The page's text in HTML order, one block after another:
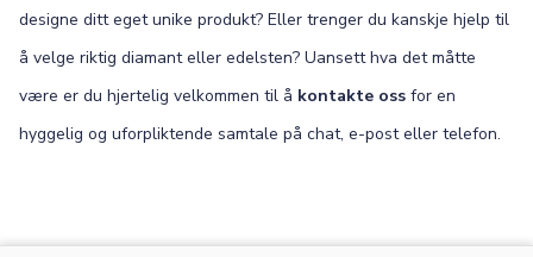
designe ditt eget unike produkt? Eller trenger du kanskje hjelp til
å velge riktig diamant eller edelsten? Uansett hva det måtte
være er du hjertelig velkommen til å kontakte oss for en
hyggelig og uforpliktende samtale på chat, e-post eller telefon.